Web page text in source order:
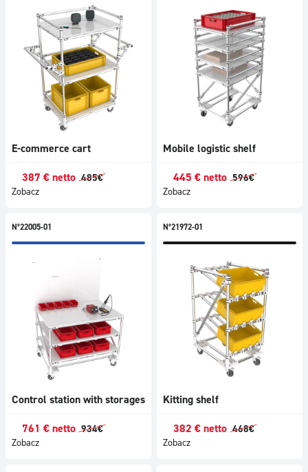
E-commerce cart
387 € netto 485€
Zobacz
Mobile logistic shelf
445 € netto 596€
Zobacz
N°22005-01
Control station with storages
761 € netto 934€
Zobacz
N°21972-01
Kitting shelf
382 € netto 468€
Zobacz